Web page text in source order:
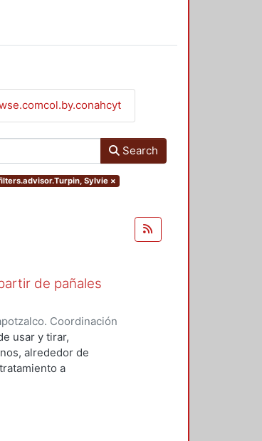
Search
Sylvie ×
de pañales
Coordinación
XOCHITL
usar y tirar,
alrededor de
a